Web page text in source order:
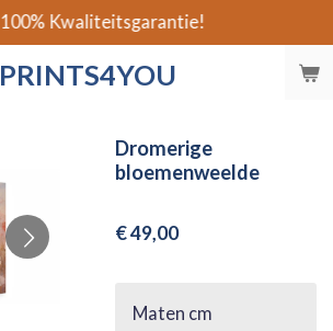
PRINTS4YOU
100% Kwaliteitsgarantie!
Dromerige
bloemenweelde
€ 49,00
Maten cm